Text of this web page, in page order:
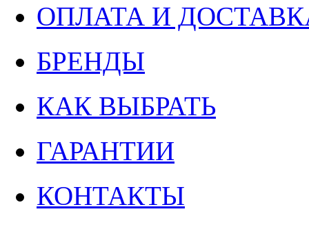
ОПЛАТА И
БРЕНДЫ
КАК ВЫБРАТЬ
ГАРАНТИИ
КОНТАКТЫ